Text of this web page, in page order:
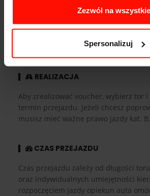
Zezwól na wszystkie
Spersonalizuj
Voucher jest ważny 365 dni od daty
opłacony kartą podarunkową ma taką
REALIZACJA
Aby zrealizować voucher, wybierz tor
termin przejazdu. Jeżeli chcesz
musisz mieć ważne prawo jazdy kat. B.
CZAS PRZEJAZDU
Czas przejazdu zależy od długości
oraz indywidualnych umiejętności
rozpoczęciem jazdy opiekun auta